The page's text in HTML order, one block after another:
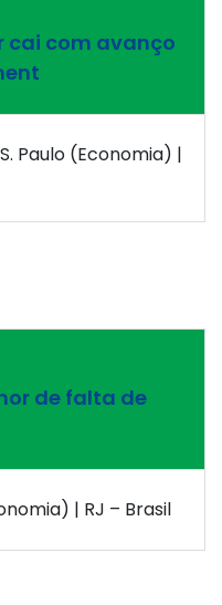
cai com avanço
Paulo (Economia) |
de falta de
| RJ – Brasil